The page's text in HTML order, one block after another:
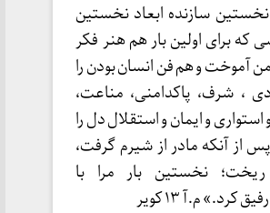
سازنده ابعاد نخستین
که برای اولین بار هم هنر فکر
آموخت و هم فن انسان بودن را
، شرف، پاکدامنی، مناعت،
و ایمان و استقلال دل را
از آنکه مادر از شیرم گرفت،
نخستین بار مرا با
کرد.» م.آ ۱۳ کویر